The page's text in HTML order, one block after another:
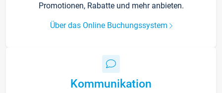
Promotionen, Rabatte und mehr anbieten.
Über das Online Buchungssystem
Kommunikation